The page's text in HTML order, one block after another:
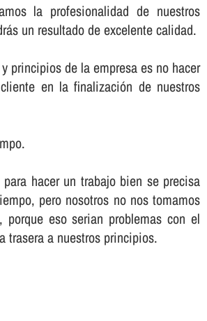
la profesionalidad de nuestros
un resultado de excelente calidad.
principios de la empresa es no hacer
en la finalización de nuestros
para hacer un trabajo bien se precisa
pero nosotros no nos tomamos
porque eso serian problemas con el
trasera a nuestros principios.